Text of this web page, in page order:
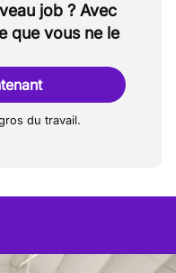
job ? Avec
que vous ne le
du travail.